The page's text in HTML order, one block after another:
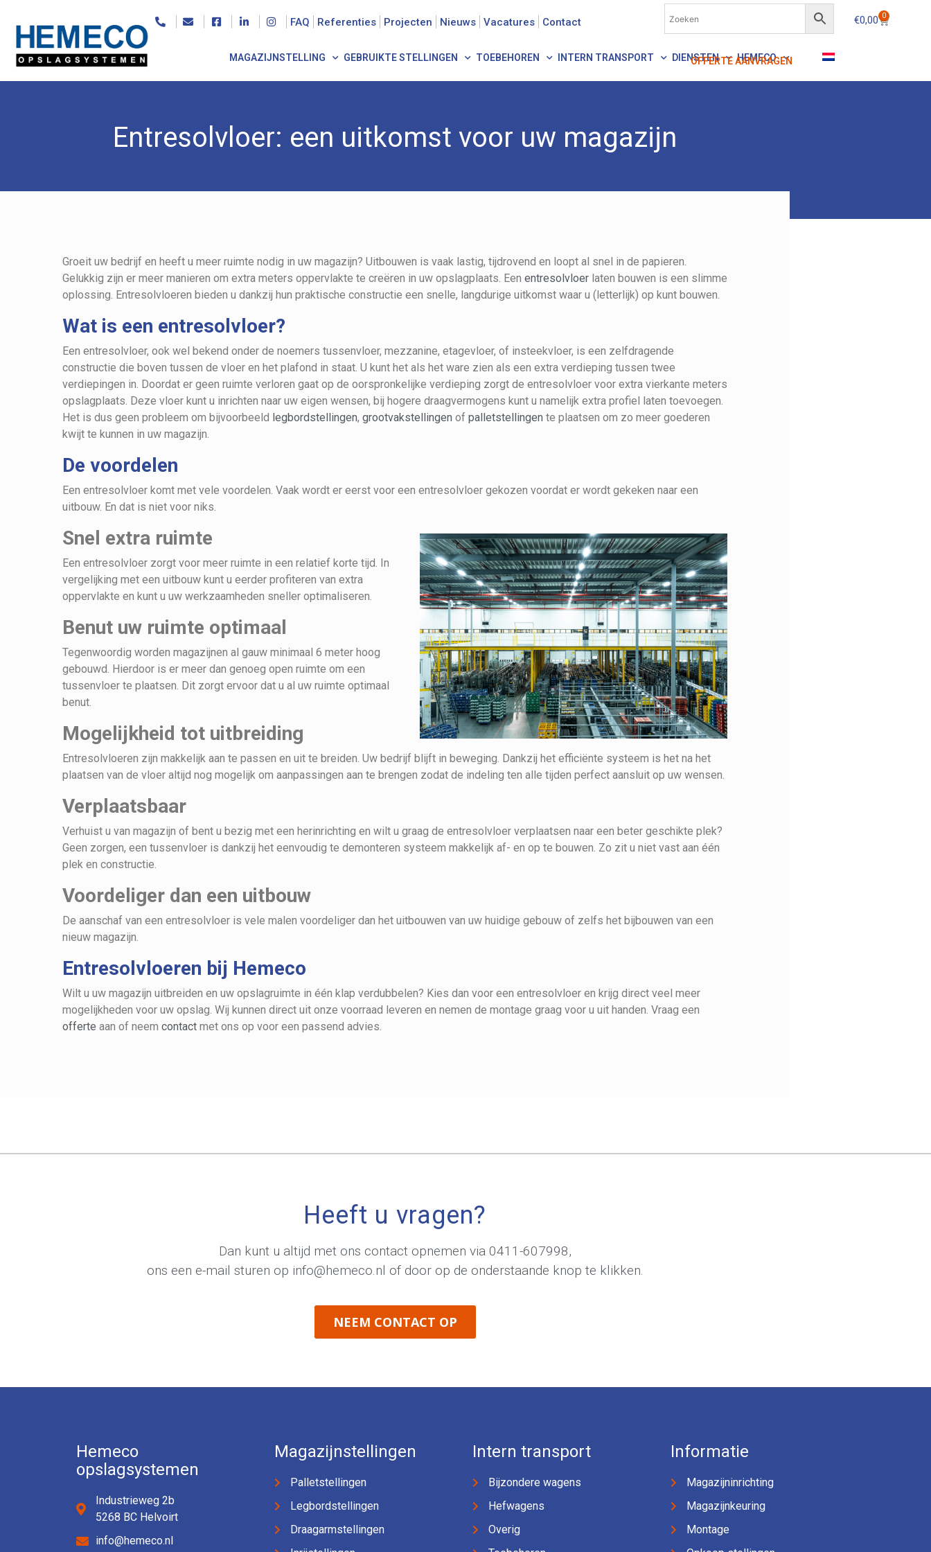
FAQ Referenties Projecten Nieuws Vacatures Contact €0,00 0
MAGAZIJNSTELLING GEBRUIKTE STELLINGEN TOEBEHOREN INTERN TRANSPORT DIENSTEN HEMECO
OFFERTE AANVRAGEN
Entresolvloer: een uitkomst voor uw magazijn
Groeit uw bedrijf en heeft u meer ruimte nodig in uw magazijn? Uitbouwen is vaak lastig, tijdrovend en loopt al snel in de papieren.
Gelukkig zijn er meer manieren om extra meters oppervlakte te creëren in uw opslagplaats. Een entresolvloer laten bouwen is een slimme
oplossing. Entresolvloeren bieden u dankzij hun praktische constructie een snelle, langdurige uitkomst waar u (letterlijk) op kunt bouwen.
Wat is een entresolvloer?
Een entresolvloer, ook wel bekend onder de noemers tussenvloer, mezzanine, etagevloer, of insteekvloer, is een zelfdragende
constructie die boven tussen de vloer en het plafond in staat. U kunt het als het ware zien als een extra verdieping tussen twee
verdiepingen in. Doordat er geen ruimte verloren gaat op de oorspronkelijke verdieping zorgt de entresolvloer voor extra vierkante meters
opslagplaats. Deze vloer kunt u inrichten naar uw eigen wensen, bij hogere draagvermogens kunt u namelijk extra profiel laten toevoegen.
Het is dus geen probleem om bijvoorbeeld legbordstellingen, grootvakstellingen of palletstellingen te plaatsen om zo meer goederen
kwijt te kunnen in uw magazijn.
De voordelen
Een entresolvloer komt met vele voordelen. Vaak wordt er eerst voor een entresolvloer gekozen voordat er wordt gekeken naar een
uitbouw. En dat is niet voor niks.
Snel extra ruimte
Een entresolvloer zorgt voor meer ruimte in een relatief korte tijd. In
vergelijking met een uitbouw kunt u eerder profiteren van extra
oppervlakte en kunt u uw werkzaamheden sneller optimaliseren.
Benut uw ruimte optimaal
Tegenwoordig worden magazijnen al gauw minimaal 6 meter hoog
gebouwd. Hierdoor is er meer dan genoeg open ruimte om een
tussenvloer te plaatsen. Dit zorgt ervoor dat u al uw ruimte optimaal
benut.
Mogelijkheid tot uitbreiding
Entresolvloeren zijn makkelijk aan te passen en uit te breiden. Uw bedrijf blijft in beweging. Dankzij het efficiënte systeem is het na het
plaatsen van de vloer altijd nog mogelijk om aanpassingen aan te brengen zodat de indeling ten alle tijden perfect aansluit op uw wensen.
Verplaatsbaar
Verhuist u van magazijn of bent u bezig met een herinrichting en wilt u graag de entresolvloer verplaatsen naar een beter geschikte plek?
Geen zorgen, een tussenvloer is dankzij het eenvoudig te demonteren systeem makkelijk af- en op te bouwen. Zo zit u niet vast aan één
plek en constructie.
Voordeliger dan een uitbouw
De aanschaf van een entresolvloer is vele malen voordeliger dan het uitbouwen van uw huidige gebouw of zelfs het bijbouwen van een
nieuw magazijn.
Entresolvloeren bij Hemeco
Wilt u uw magazijn uitbreiden en uw opslagruimte in één klap verdubbelen? Kies dan voor een entresolvloer en krijg direct veel meer
mogelijkheden voor uw opslag. Wij kunnen direct uit onze voorraad leveren en nemen de montage graag voor u uit handen. Vraag een
offerte aan of neem contact met ons op voor een passend advies.
Heeft u vragen?
Dan kunt u altijd met ons contact opnemen via 0411-607998,
ons een e-mail sturen op info@hemeco.nl of door op de onderstaande knop te klikken.
NEEM CONTACT OP
Hemeco
opslagsystemen
Industrieweg 2b
5268 BC Helvoirt
info@hemeco.nl
Magazijnstellingen
Palletstellingen
Legbordstellingen
Draagarmstellingen
Intern transport
Bijzondere wagens
Hefwagens
Overig
Informatie
Magazijninrichting
Magazijnkeuring
Montage